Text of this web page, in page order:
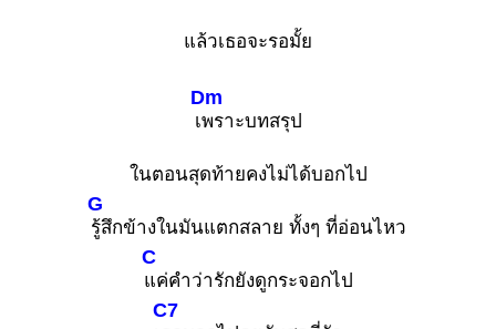
แล้วเธอจะรอมั้ย
เ
Dm
พราะบทสรุป
ในตอนสุดท้ายคงไม่ได้บอกไป
G
รู้สึกข้างในมันแตกสลาย ทั้งๆ ที่อ่อนไหว
C
แค่คำว่ารักยังดูกระจอกไป
C7